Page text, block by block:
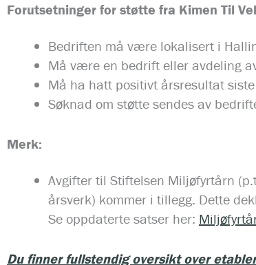
Forutsetninger for støtte fra Kimen Til
Bedriften må være lokalisert i
Må være en bedrift eller avdeling
Må ha hatt positivt årsresultat
Søknad om støtte sendes av
Merk:
Avgifter til Stiftelsen Miljøfyrtårn
årsverk) kommer i tillegg. Dette
Se oppdaterte satser her:
Du finner fullstendig oversikt over